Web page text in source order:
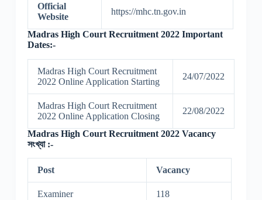
Official
Website
https://mhc.tn.gov.in
Madras High Court Recruitment 2022 Important
Dates:-
Madras High Court Recruitment
2022 Online Application Starting
24/07/2022
Madras High Court Recruitment
2022 Online Application Closing
22/08/2022
Madras High Court Recruitment 2022 Vacancy
সংখ্যা :-
Post Vacancy
Examiner 118